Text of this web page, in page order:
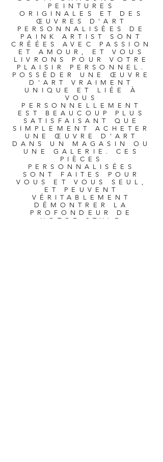
PEINTURES
ORIGINALES ET DES
ŒUVRES D'ART
PERSONNALISÉES DE
PAINK ARTIST SONT
CRÉÉES AVEC PASSION
ET AMOUR, ET VOUS
LIVRONS POUR VOTRE
PLAISIR PERSONNEL.
POSSÉDER UNE ŒUVRE
D'ART VRAIMENT
UNIQUE ET LIÉE À
VOUS
PERSONNELLEMENT
EST BEAUCOUP PLUS
SATISFAISANT QUE
SIMPLEMENT ACHETER
UNE ŒUVRE D'ART
DANS UN MAGASIN OU
UNE GALERIE. CES
PIÈCES
PERSONNALISÉES
SONT FAITES POUR
VOUS ET VOUS SEUL,
ET PEUVENT
VÉRITABLEMENT
DÉMONTRER LA
PROFONDEUR DE
VOTRE STYLE